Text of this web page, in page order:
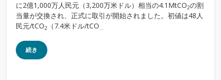
に2億1,000万人民元（3,200万米ドル）相当の4.1MtCO2の割
当量が交換され、正式に取引が開始されました。初値は48人
民元/tCO2 （7.4米ドル/tCO
続き